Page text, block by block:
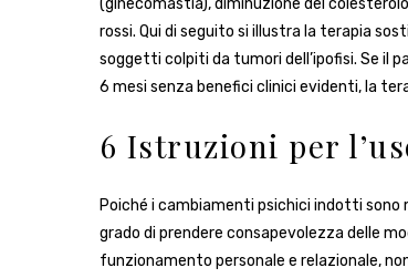
(ginecomastia), diminuzione del
rossi. Qui di seguito si illustra la terapia
soggetti colpiti da tumori dell’ipofisi. Se il
6 mesi senza benefici clinici evidenti, la
6 Istruzioni per
Poiché i cambiamenti psichici indotti
grado di prendere consapevolezza delle
funzionamento personale e relazionale,